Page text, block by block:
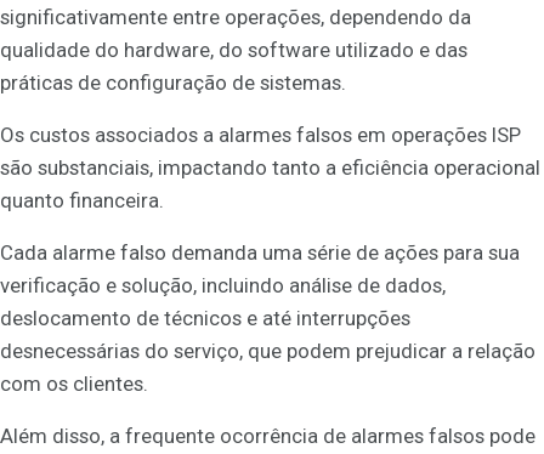
significativamente entre operações, dependendo da
qualidade do hardware, do software utilizado e das
práticas de configuração de sistemas.
Os custos associados a alarmes falsos em operações ISP
são substanciais, impactando tanto a eficiência operacional
quanto financeira.
Cada alarme falso demanda uma série de ações para sua
verificação e solução, incluindo análise de dados,
deslocamento de técnicos e até interrupções
desnecessárias do serviço, que podem prejudicar a relação
com os clientes.
Além disso, a frequente ocorrência de alarmes falsos pode